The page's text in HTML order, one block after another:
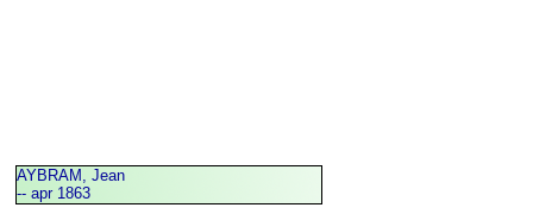
AYBRAM, Jean
-- apr 1863